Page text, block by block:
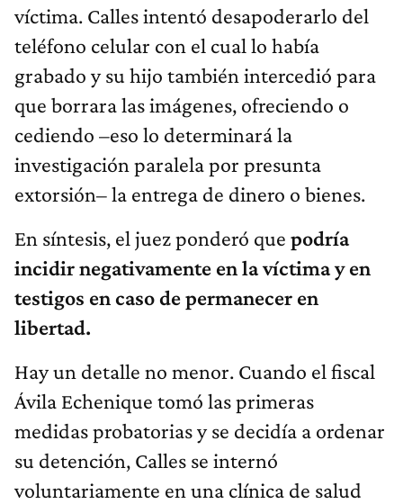
víctima. Calles intentó desapoderarlo del
teléfono celular con el cual lo había
grabado y su hijo también intercedió para
que borrara las imágenes, ofreciendo o
cediendo –eso lo determinará la
investigación paralela por presunta
extorsión– la entrega de dinero o bienes.
En síntesis, el juez ponderó que podría
incidir negativamente en la víctima y en
testigos en caso de permanecer en
libertad.
Hay un detalle no menor. Cuando el fiscal
Ávila Echenique tomó las primeras
medidas probatorias y se decidía a ordenar
su detención, Calles se internó
voluntariamente en una clínica de salud